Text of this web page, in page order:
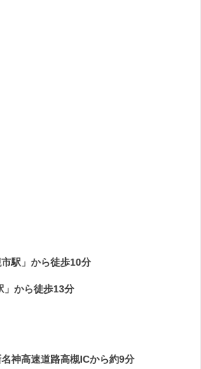
駅」から徒歩10分
」から徒歩13分
神高速道路高槻ICから約9分